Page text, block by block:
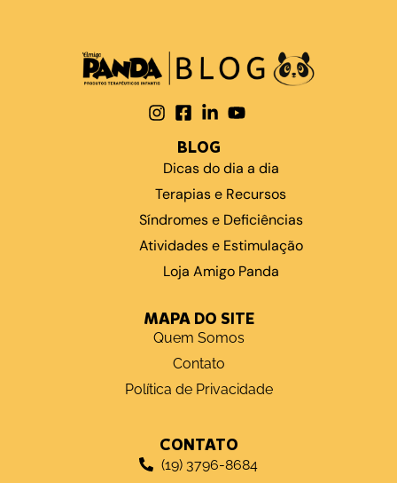
BLOG
Dicas do dia a dia
Terapias e Recursos
Síndromes e Deficiências
Atividades e Estimulação
Loja Amigo Panda
MAPA DO SITE
Quem Somos
Contato
Política de Privacidade
CONTATO
(19) 3796-8684